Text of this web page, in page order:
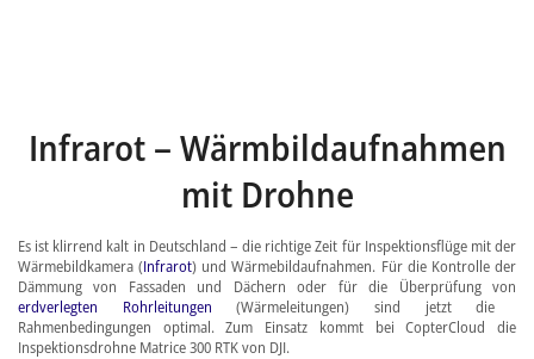
Infrarot – Wärmbildaufnahmen
mit Drohne
Es ist klirrend kalt in Deutschland – die richtige Zeit für Inspektionsflüge mit der
Wärmebildkamera (Infrarot) und Wärmebildaufnahmen. Für die Kontrolle der
Dämmung von Fassaden und Dächern oder für die Überprüfung von
erdverlegten Rohrleitungen (Wärmeleitungen) sind jetzt die
Rahmenbedingungen optimal. Zum Einsatz kommt bei CopterCloud die
Inspektionsdrohne Matrice 300 RTK von DJI.